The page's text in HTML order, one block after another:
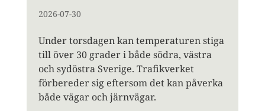
2026-07-30
Under torsdagen kan temperaturen stiga
till över 30 grader i både södra, västra
och sydöstra Sverige. Trafikverket
förbereder sig eftersom det kan påverka
både vägar och järnvägar.